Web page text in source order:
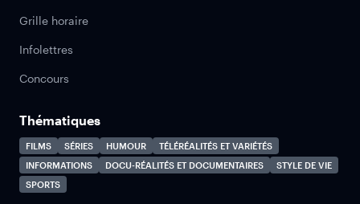
Grille horaire
Infolettres
Concours
Thématiques
FILMS SÉRIES HUMOUR
TÉLÉRÉALITÉS ET VARIÉTÉS
INFORMATIONS
DOCU-RÉALITÉS ET DOCUMENTAIRES
STYLE DE VIE
SPORTS